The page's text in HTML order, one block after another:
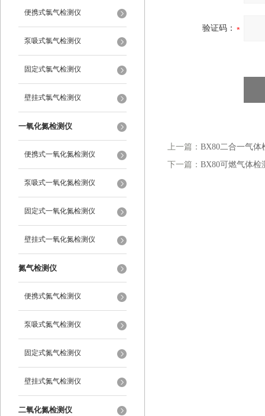
便携式氯气检测仪
泵吸式氯气检测仪
固定式氯气检测仪
壁挂式氯气检测仪
一氧化氮检测仪
便携式一氧化氮检测仪
泵吸式一氧化氮检测仪
固定式一氧化氮检测仪
壁挂式一氧化氮检测仪
氮气检测仪
便携式氮气检测仪
泵吸式氮气检测仪
固定式氮气检测仪
壁挂式氮气检测仪
二氧化氮检测仪
验证码：
上一篇： BX80二合一气体
下一篇： BX80可燃气体检